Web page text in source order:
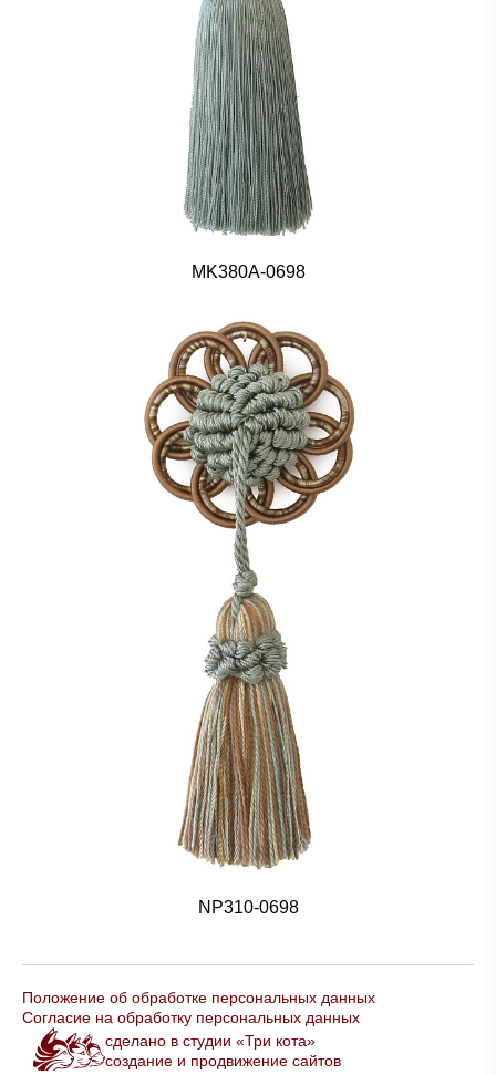
MK380A-0698
NP310-0698
Положение об обработке персональных данных
Согласие на обработку персональных данных
сделано в студии «Три кота»
создание и продвижение сайтов